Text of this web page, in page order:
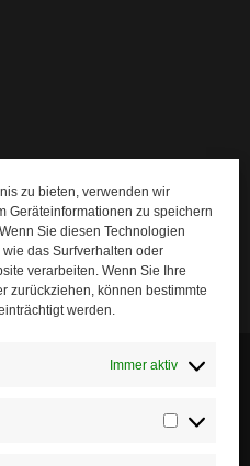
zu bieten, verwenden wir
Geräteinformationen zu speichern
Sie diesen Technologien
das Surfverhalten oder
verarbeiten. Wenn Sie Ihre
zurückziehen, können bestimmte
werden.
Immer aktiv